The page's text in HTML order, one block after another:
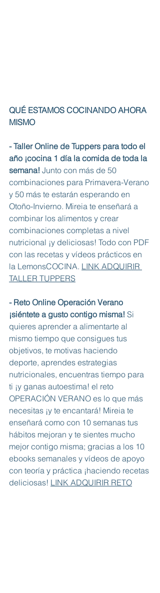
QUÉ ESTAMOS COCINANDO AHORA
MISMO
- Taller Online de Tuppers para todo el
año ¡cocina 1 día la comida de toda la
semana! Junto con más de 50
combinaciones para Primavera-Verano
y 50 más te estarán esperando en
Otoño-Invierno. Mireia te enseñará a
combinar los alimentos y crear
combinaciones completas a nivel
nutricional ¡y deliciosas! Todo con PDF
con las recetas y vídeos prácticos en
la LemonsCOCINA. LINK ADQUIRIR
TALLER TUPPERS
- Reto Online Operación Verano
¡siéntete a gusto contigo misma! Si
quieres aprender a alimentarte al
mismo tiempo que consigues tus
objetivos, te motivas haciendo
deporte, aprendes estrategias
nutricionales, encuentras tiempo para
ti ¡y ganas autoestima! el reto
OPERACIÓN VERANO es lo que más
necesitas ¡y te encantará! Mireia te
enseñará como con 10 semanas tus
hábitos mejoran y te sientes mucho
mejor contigo misma; gracias a los 10
ebooks semanales y vídeos de apoyo
con teoría y práctica ¡haciendo recetas
deliciosas! LINK ADQUIRIR RETO